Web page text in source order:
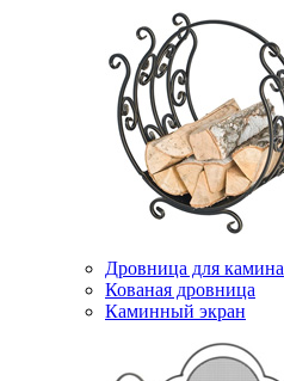
Дровница для камина
Кованая дровница
Каминный экран